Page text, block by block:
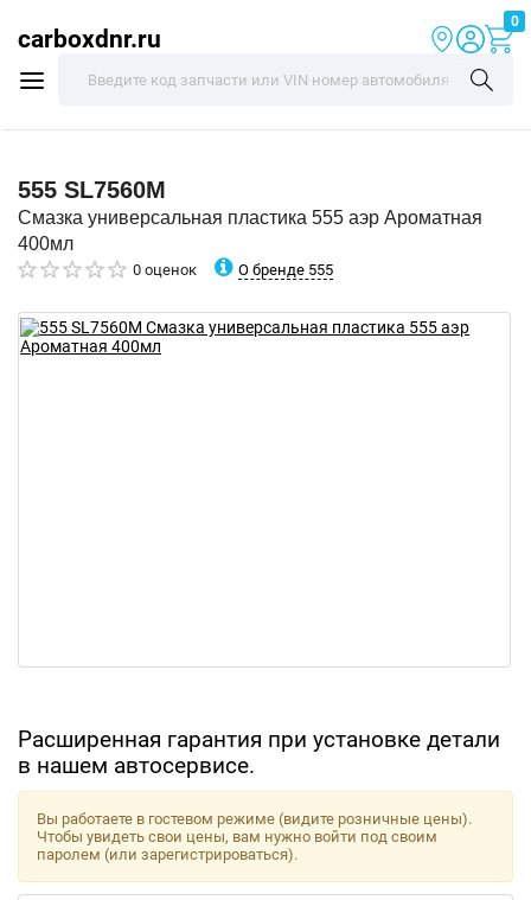
carboxdnr.ru
0
555 SL7560M
Смазка универсальная пластика 555 аэр Ароматная
400мл
0 оценок О бренде 555
Расширенная гарантия при установке детали
в нашем автосервисе.
Вы работаете в гостевом режиме (видите розничные цены).
Чтобы увидеть свои цены, вам нужно войти под своим
паролем (или зарегистрироваться).